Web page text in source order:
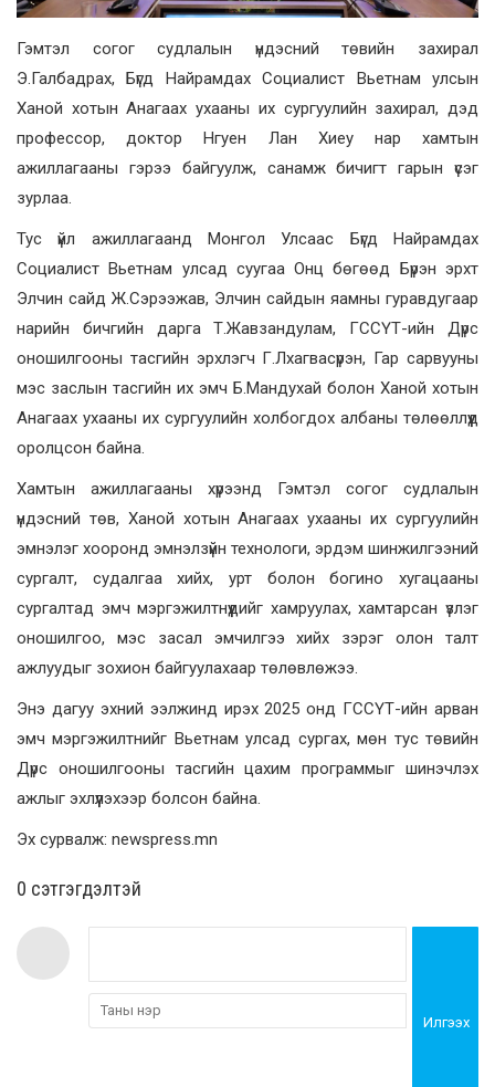
Гэмтэл согог судлалын үндэсний төвийн захирал
Э.Галбадрах, Бүгд Найрамдах Социалист Вьетнам улсын
Ханой хотын Анагаах ухааны их сургуулийн захирал, дэд
профессор, доктор Нгуен Лан Хиеу нар хамтын
ажиллагааны гэрээ байгуулж, санамж бичигт гарын үсэг
зурлаа.
Тус үйл ажиллагаанд Монгол Улсаас Бүгд Найрамдах
Социалист Вьетнам улсад суугаа Онц бөгөөд Бүрэн эрхт
Элчин сайд Ж.Сэрээжав, Элчин сайдын яамны гуравдугаар
нарийн бичгийн дарга Т.Жавзандулам, ГССҮТ-ийн Дүрс
оношилгооны тасгийн эрхлэгч Г.Лхагвасүрэн, Гар сарвууны
мэс заслын тасгийн их эмч Б.Мандухай болон Ханой хотын
Анагаах ухааны их сургуулийн холбогдох албаны төлөөллүүд
оролцсон байна.
Хамтын ажиллагааны хүрээнд Гэмтэл согог судлалын
үндэсний төв, Ханой хотын Анагаах ухааны их сургуулийн
эмнэлэг хооронд эмнэлзүйн технологи, эрдэм шинжилгээний
сургалт, судалгаа хийх, урт болон богино хугацааны
сургалтад эмч мэргэжилтнүүдийг хамруулах, хамтарсан үзлэг
оношилгоо, мэс засал эмчилгээ хийх зэрэг олон талт
ажлуудыг зохион байгуулахаар төлөвлөжээ.
Энэ дагуу эхний ээлжинд ирэх 2025 онд ГССҮТ-ийн арван
эмч мэргэжилтнийг Вьетнам улсад сургах, мөн тус төвийн
Дүрс оношилгооны тасгийн цахим программыг шинэчлэх
ажлыг эхлүүлэхээр болсон байна.
Эх сурвалж: newspress.mn
0 cэтгэгдэлтэй
Илгээх